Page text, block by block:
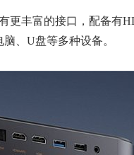
更丰富的接口，配备有
、U盘等多种设备。